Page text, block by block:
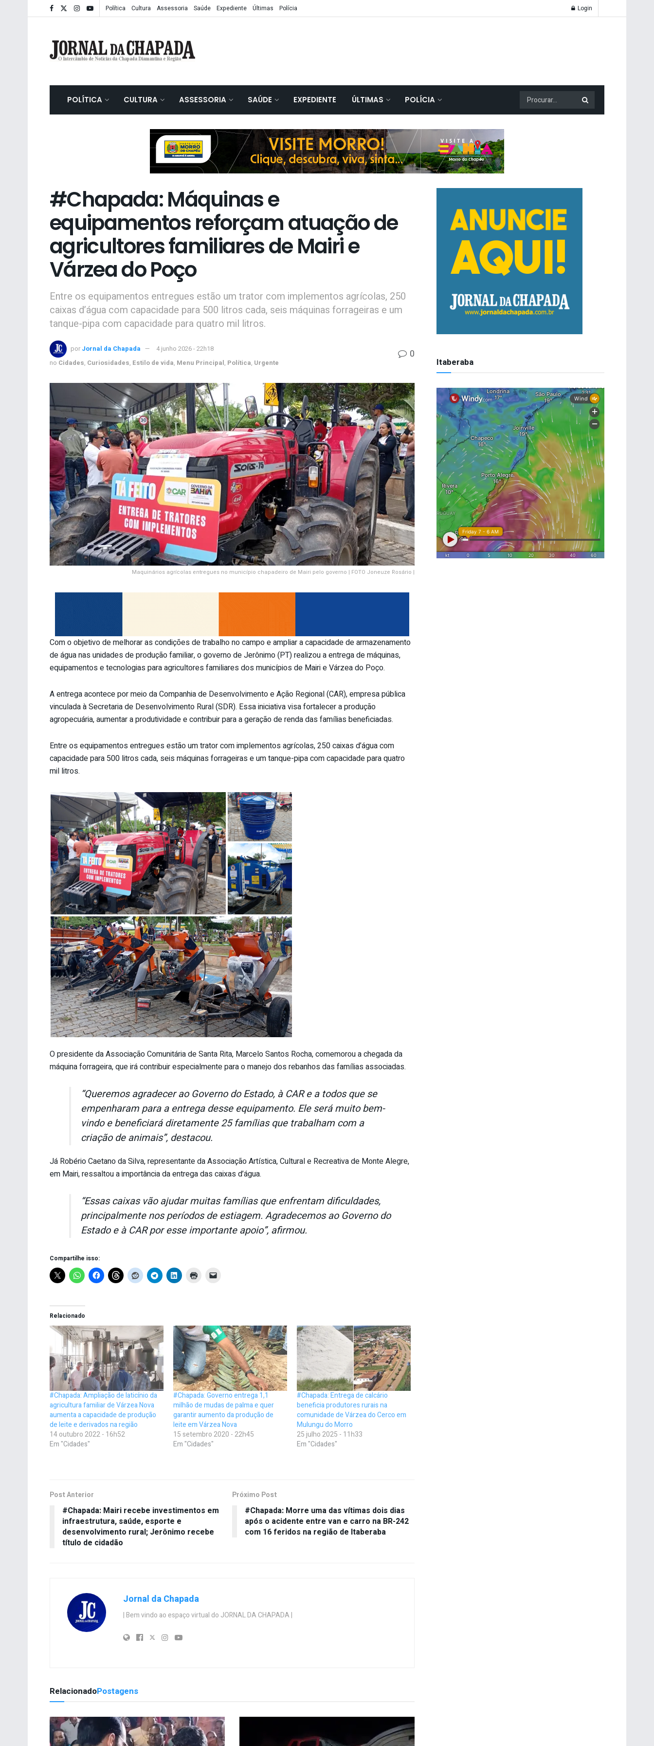
Política Cultura Assessoria Saúde Expediente Últimas Polícia Login
POLÍTICA CULTURA ASSESSORIA SAÚDE EXPEDIENTE ÚLTIMAS POLÍCIA
#Chapada: Máquinas e
equipamentos reforçam atuação de
agricultores familiares de Mairi e
Várzea do Poço
Entre os equipamentos entregues estão um trator com implementos agrícolas, 250
caixas d’água com capacidade para 500 litros cada, seis máquinas forrageiras e um
tanque-pipa com capacidade para quatro mil litros.
por Jornal da Chapada
4 junho 2026 - 22h18
no Cidades, Curiosidades, Estilo de vida, Menu Principal, Política, Urgente
0
Maquinários agrícolas entregues no município chapadeiro de Mairi pelo governo | FOTO Joneuze Rosário |
Com o objetivo de melhorar as condições de trabalho no campo e ampliar a capacidade de armazenamento
de água nas unidades de produção familiar, o governo de Jerônimo (PT) realizou a entrega de máquinas,
equipamentos e tecnologias para agricultores familiares dos municípios de Mairi e Várzea do Poço.
A entrega acontece por meio da Companhia de Desenvolvimento e Ação Regional (CAR), empresa pública
vinculada à Secretaria de Desenvolvimento Rural (SDR). Essa iniciativa visa fortalecer a produção
agropecuária, aumentar a produtividade e contribuir para a geração de renda das famílias beneficiadas.
Entre os equipamentos entregues estão um trator com implementos agrícolas, 250 caixas d’água com
capacidade para 500 litros cada, seis máquinas forrageiras e um tanque-pipa com capacidade para quatro
mil litros.
O presidente da Associação Comunitária de Santa Rita, Marcelo Santos Rocha, comemorou a chegada da
máquina forrageira, que irá contribuir especialmente para o manejo dos rebanhos das famílias associadas.
“Queremos agradecer ao Governo do Estado, à CAR e a todos que se
empenharam para a entrega desse equipamento. Ele será muito bem-
vindo e beneficiará diretamente 25 famílias que trabalham com a
criação de animais”, destacou.
Já Robério Caetano da Silva, representante da Associação Artística, Cultural e Recreativa de Monte Alegre,
em Mairi, ressaltou a importância da entrega das caixas d’água.
“Essas caixas vão ajudar muitas famílias que enfrentam dificuldades,
principalmente nos períodos de estiagem. Agradecemos ao Governo do
Estado e à CAR por esse importante apoio”, afirmou.
Compartilhe isso:
Relacionado
#Chapada: Ampliação de laticínio da
agricultura familiar de Várzea Nova
aumenta a capacidade de produção
de leite e derivados na região
14 outubro 2022 - 16h52
Em "Cidades"
#Chapada: Governo entrega 1,1
milhão de mudas de palma e quer
garantir aumento da produção de
leite em Várzea Nova
15 setembro 2020 - 22h45
Em "Cidades"
#Chapada: Entrega de calcário
beneficia produtores rurais na
comunidade de Várzea do Cerco em
Mulungu do Morro
25 julho 2025 - 11h33
Em "Cidades"
Post Anterior
#Chapada: Mairi recebe investimentos em
infraestrutura, saúde, esporte e
desenvolvimento rural; Jerônimo recebe
título de cidadão
Próximo Post
#Chapada: Morre uma das vítimas dois dias
após o acidente entre van e carro na BR-242
com 16 feridos na região de Itaberaba
Jornal da Chapada
| Bem vindo ao espaço virtual do JORNAL DA CHAPADA |
RelacionadoPostagens
Itaberaba